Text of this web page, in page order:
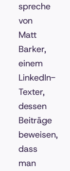
spreche
von
Matt
Barker,
einem
LinkedIn-
Texter,
dessen
Beiträge
beweisen,
dass
man